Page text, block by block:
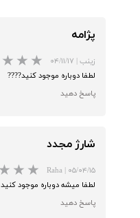
★
پژامه
زینب| ۰۴/۱۱/۱۷
لطفا دوباره موجود کنید????
پاسخ دهید
شارژ مجدد
Raha | ۰۵/۰۴/۱۵
لطفا میشه دوباره موجود کنید
پاسخ دهید